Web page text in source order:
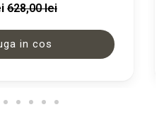
628,00 lei
in cos